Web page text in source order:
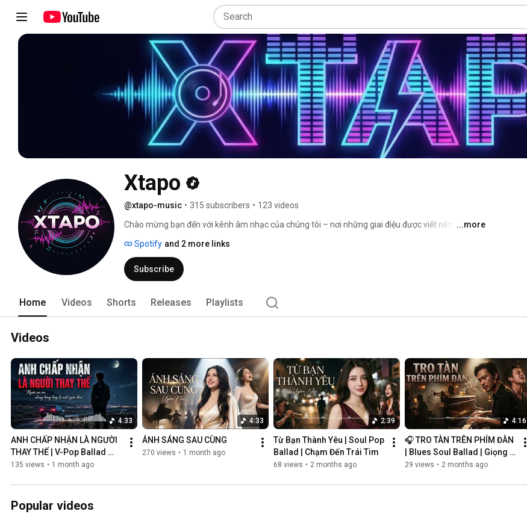
Xtapo
@xtapo-music • 315 subscribers • 123 videos
Chào mừng bạn đến với kênh âm nhạc của chúng tôi – nơi những giai điệu được viết nên từ cảm
được gửi gắm bằng âm nhạc, mong rằng sẽ chạm đến trái tim và mang lại sự đồng cảm cho
bạn. Hãy cùng lắng nghe và cảm nhận nhé!
...more
Spotify and 2 more links
Subscribe
Home Videos Shorts Releases Playlists
Videos
4:33
ANH CHẤP NHẬN LÀ NGƯỜI
THAY THẾ | V-Pop Ballad
Buồn
135 views • 1 month ago
4:33
ÁNH SÁNG SAU CÙNG
270 views • 1 month ago
2:39
Từ Bạn Thành Yêu | Soul Pop
Ballad | Chạm Đến Trái Tim
68 views • 2 months ago
4:16
🎧 TRO TÀN TRÊN PHÍM ĐÀN
| Blues Soul Ballad | Giọng
Nam Khàn Đầy Cảm Xúc
29 views • 2 months ago
Popular videos